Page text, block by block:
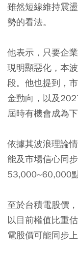
雖然短線維持震
勢的看法。
他表示，只要企
現明顯惡化，本
段。他也提到，
金動向，以及
屆時有機會成為
依據其波浪理論
能及市場信心同
53,000~60,000點
至於台積電股價
以目前權值比重
電股價可能同步上